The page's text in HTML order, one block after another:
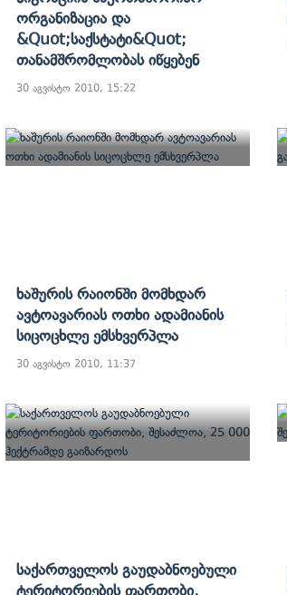
Ორგანიზაცია Და
&quot;საქსტატი&quot;
Თანამშრომლობას Იწყებენ
30 აგვისტო 2010, 15:22
Ხაშურის Რაიონში Მომხდარ
Ავტოავარიას Ოთხი Ადამიანის
Სიცოცხლე Ემსხვერპლა
30 აგვისტო 2010, 11:37
Საქართველოს Გაუდაბნოებული
Ტერიტორიების Ფართობი,